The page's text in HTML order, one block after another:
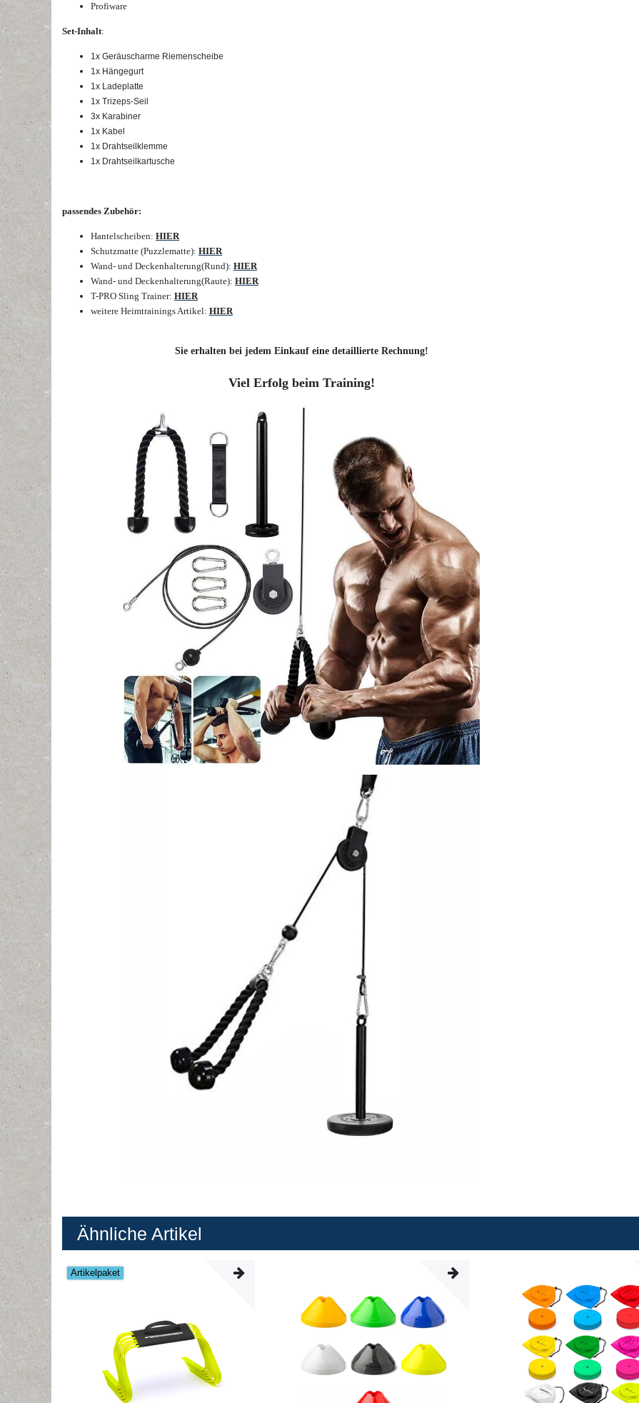
Profiware
Set-Inhalt:
1x Geräuscharme Riemenscheibe
1x Hängegurt
1x Ladeplatte
1x Trizeps-Seil
3x Karabiner
1x Kabel
1x Drahtseilklemme
1x Drahtseilkartusche
passendes Zubehör:
Hantelscheiben: HIER
Schutzmatte (Puzzlematte): HIER
Wand- und Deckenhalterung(Rund): HIER
Wand- und Deckenhalterung(Raute): HIER
T-PRO Sling Trainer: HIER
weitere Heimtrainings Artikel: HIER
Sie erhalten bei jedem Einkauf eine detaillierte Rechnung!
Viel Erfolg beim Training!
Ähnliche Artikel
Artikelpaket